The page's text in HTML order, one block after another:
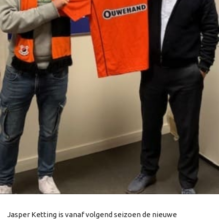
Jasper Ketting is vanaf volgend seizoen de nieuwe